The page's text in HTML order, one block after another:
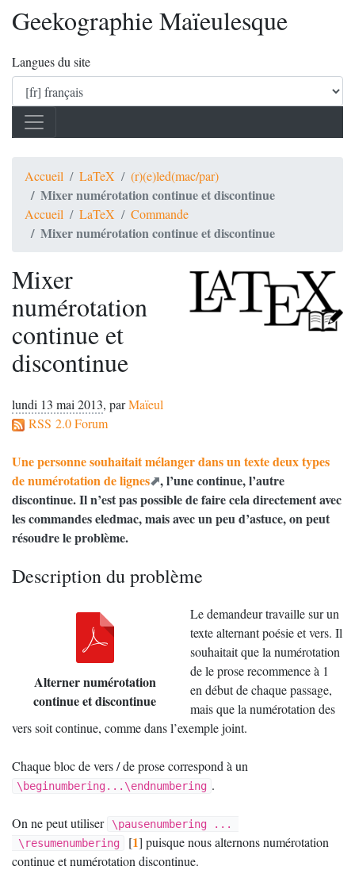
Geekographie Maïeulesque
Langues du site
Accueil LaTeX (r)(e)led(mac/par)
Mixer numérotation continue et discontinue
Accueil LaTeX Commande
Mixer numérotation continue et discontinue
Mixer
numérotation
continue et
discontinue
lundi 13 mai 2013, parMaïeul
RSS 2.0 Forum
Une personne souhaitait mélanger dans un texte deux types
de numérotation de lignes , l’une continue, l’autre
discontinue. Il n’est pas possible de faire cela directement avec
les commandes eledmac, mais avec un peu d’astuce, on peut
résoudre le problème.
Description du problème
Alterner numérotation
continue et discontinue
Le demandeur travaille sur un
texte alternant poésie et vers. Il
souhaitait que la numérotation
de le prose recommence à 1
en début de chaque passage,
mais que la numérotation des
vers soit continue, comme dans l’exemple joint.
Chaque bloc de vers / de prose correspond à un
\beginumbering...\endnumbering .
On ne peut utiliser
\pausenumbering ...
\resumenumbering
[1] puisque nous alternons numérotation
continue et numérotation discontinue.